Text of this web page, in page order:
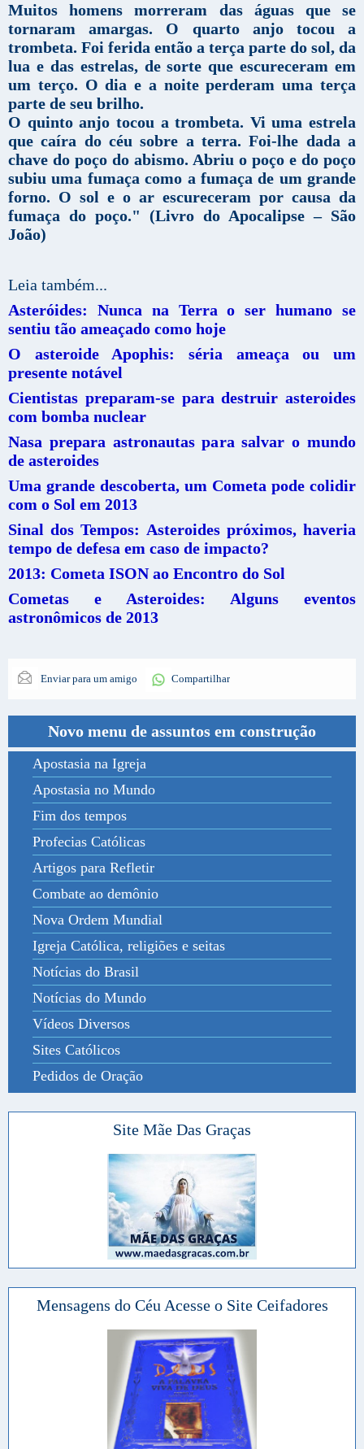
Muitos homens morreram das águas que se
tornaram amargas. O quarto anjo tocou a
trombeta. Foi ferida então a terça parte do sol, da
lua e das estrelas, de sorte que escureceram em
um terço. O dia e a noite perderam uma terça
parte de seu brilho.
O quinto anjo tocou a trombeta. Vi uma estrela
que caíra do céu sobre a terra. Foi-lhe dada a
chave do poço do abismo. Abriu o poço e do poço
subiu uma fumaça como a fumaça de um grande
forno. O sol e o ar escureceram por causa da
fumaça do poço." (Livro do Apocalipse – São
João)
Leia também...
Asteróides: Nunca na Terra o ser humano se
sentiu tão ameaçado como hoje
O asteroide Apophis: séria ameaça ou um
presente notável
Cientistas preparam-se para destruir asteroides
com bomba nuclear
Nasa prepara astronautas para salvar o mundo
de asteroides
Uma grande descoberta, um Cometa pode colidir
com o Sol em 2013
Sinal dos Tempos: Asteroides próximos, haveria
tempo de defesa em caso de impacto?
2013: Cometa ISON ao Encontro do Sol
Cometas e Asteroides: Alguns eventos
astronômicos de 2013
Enviar para um amigo Compartilhar
Novo menu de assuntos em construção
Apostasia na Igreja
Apostasia no Mundo
Fim dos tempos
Profecias Católicas
Artigos para Refletir
Combate ao demônio
Nova Ordem Mundial
Igreja Católica, religiões e seitas
Notícias do Brasil
Notícias do Mundo
Vídeos Diversos
Sites Católicos
Pedidos de Oração
Site Mãe Das Graças
Mensagens do Céu Acesse o Site Ceifadores